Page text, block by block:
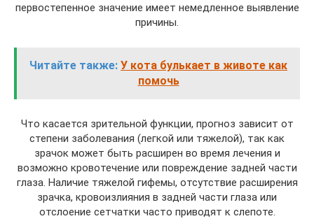
первостепенное значение имеет немедленное выявление
причины.
Читайте также: У кота булькает в животе как
помочь
Что касается зрительной функции, прогноз зависит от
степени заболевания (легкой или тяжелой), так как
зрачок может быть расширен во время лечения и
возможно кровотечение или повреждение задней части
глаза. Наличие тяжелой гифемы, отсутствие расширения
зрачка, кровоизлияния в задней части глаза или
отслоение сетчатки часто приводят к слепоте.